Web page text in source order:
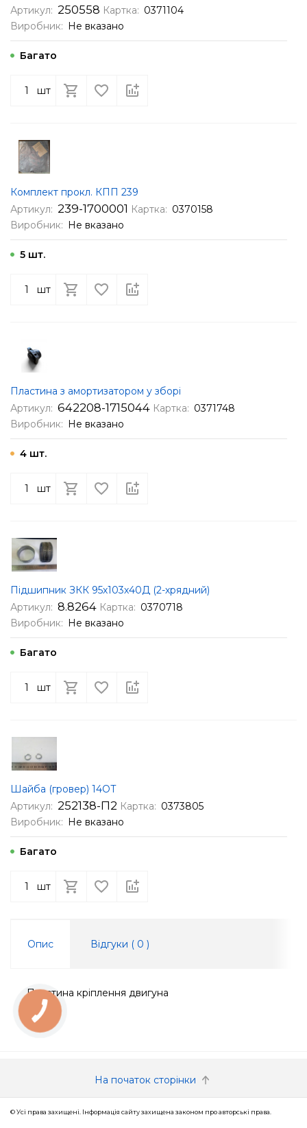
Артикул: 250558 Картка: 0371104
Виробник: Не вказано
Багато
шт
Комплект прокл. КПП 239
Артикул: 239-1700001 Картка: 0370158
Виробник: Не вказано
5 шт.
шт
Пластина з амортизатором у зборі
Артикул: 642208-1715044 Картка: 0371748
Виробник: Не вказано
4 шт.
шт
Підшипник ЗКК 95х103х40Д (2-хрядний)
Артикул: 8.8264 Картка: 0370718
Виробник: Не вказано
Багато
шт
Шайба (гровер) 14ОТ
Артикул: 252138-П2 Картка: 0373805
Виробник: Не вказано
Багато
шт
Опис Відгуки ( 0 )
Пластина кріплення двигуна
На початок сторінки
© Усі права захищені. Інформація сайту захищена законом про авторські права.
КНОПКА
ЗВ'ЯЗКУ